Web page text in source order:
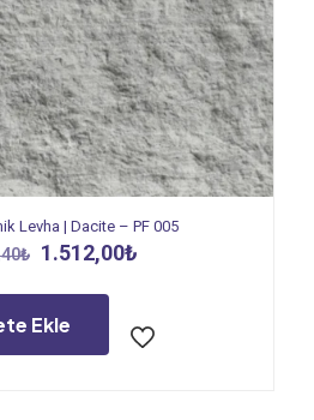
Levha | Dacite – PF 005
₺ Orijinal
1.814,40₺.
1.512,00₺
Ekle